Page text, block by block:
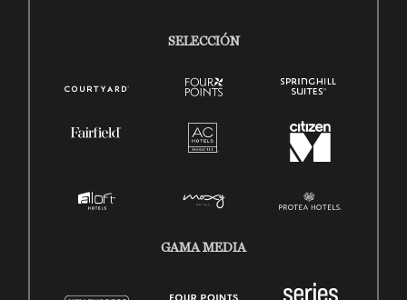
SELECCIÓN
GAMA MEDIA